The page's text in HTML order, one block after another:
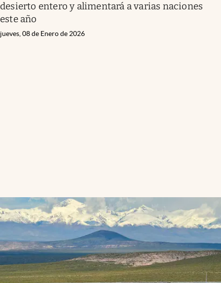
desierto entero y alimentará a varias naciones
este año
jueves, 08 de Enero de 2026